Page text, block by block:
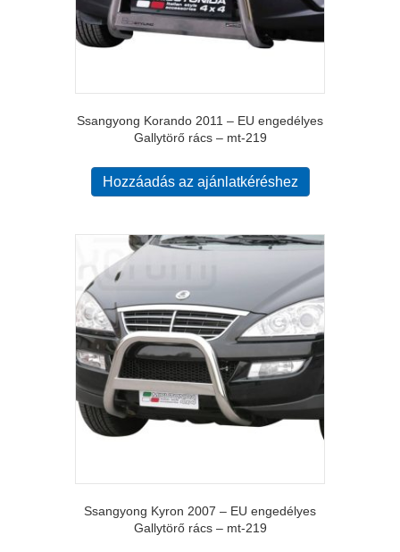
Ssangyong Korando 2011 – EU engedélyes
Gallytörő rács – mt-219
Hozzáadás az ajánlatkéréshez
Ssangyong Kyron 2007 – EU engedélyes
Gallytörő rács – mt-219